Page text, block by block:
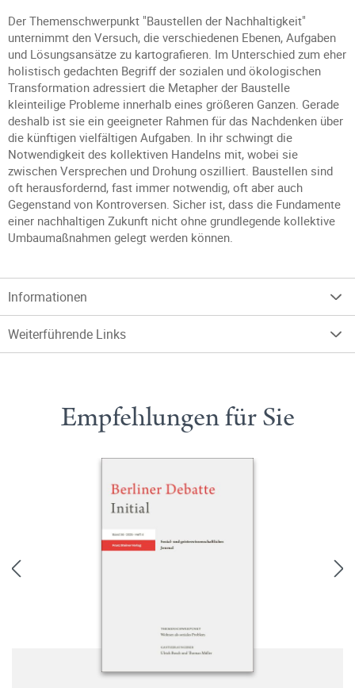
Der Themenschwerpunkt "Baustellen der Nachhaltigkeit"
unternimmt den Versuch, die verschiedenen Ebenen, Aufgaben
und Lösungsansätze zu kartografieren. Im Unterschied zum eher
holistisch gedachten Begriff der sozialen und ökologischen
Transformation adressiert die Metapher der Baustelle
kleinteilige Probleme innerhalb eines größeren Ganzen. Gerade
deshalb ist sie ein geeigneter Rahmen für das Nachdenken über
die künftigen vielfältigen Aufgaben. In ihr schwingt die
Notwendigkeit des kollektiven Handelns mit, wobei sie
zwischen Versprechen und Drohung oszilliert. Baustellen sind
oft herausfordernd, fast immer notwendig, oft aber auch
Gegenstand von Kontroversen. Sicher ist, dass die Fundamente
einer nachhaltigen Zukunft nicht ohne grundlegende kollektive
Umbaumaßnahmen gelegt werden können.
Informationen
Weiterführende Links
Empfehlungen für Sie